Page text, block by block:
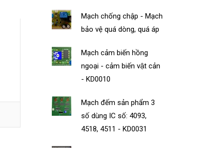
Mạch chống chập - Mạch
bảo vệ quá dòng, quá áp
Mạch cảm biến hồng
ngoại - cảm biến vật cản
- KD0010
Mạch đếm sản phẩm 3
số dùng IC số: 4093,
4518, 4511 - KD0031